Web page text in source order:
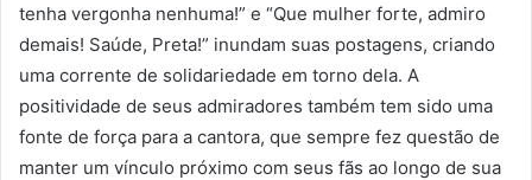
tenha vergonha nenhuma!” e “Que mulher forte, admiro
demais! Saúde, Preta!” inundam suas postagens, criando
uma corrente de solidariedade em torno dela. A
positividade de seus admiradores também tem sido uma
fonte de força para a cantora, que sempre fez questão de
manter um vínculo próximo com seus fãs ao longo de sua